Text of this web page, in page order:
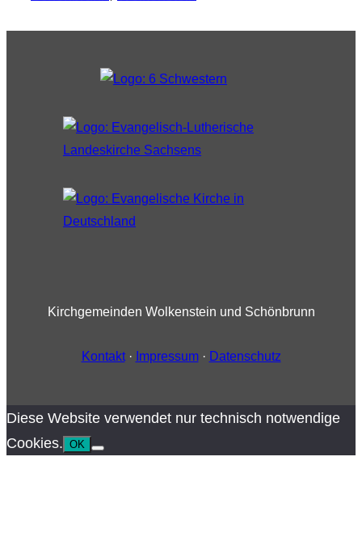
Kirchgemeinden Wolkenstein und Schönbrunn
Kontakt· Impressum· Datenschutz
Diese Website verwendet nur technisch notwendige
Cookies. OK